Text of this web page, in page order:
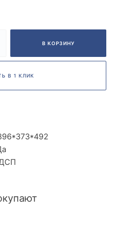
В КОРЗИНУ
В 1 КЛИК